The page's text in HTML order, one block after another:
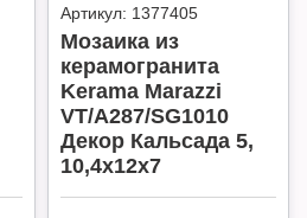
Артикул: 1377405
Мозаика из
керамогранита
Kerama Marazzi
VT/A287/SG1010
Декор Кальсада 5,
10,4x12x7